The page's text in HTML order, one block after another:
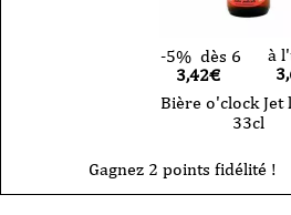
-5% dès 6
3,42€
à
Bière o'clock Jet
33cl
Gagnez 2 points fidélité !